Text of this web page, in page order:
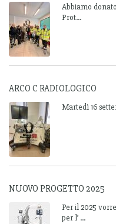
Abbiamo
Prot...
ARCO C RADIOLOGICO
Martedì 16
NUOVO PROGETTO 2025
Per il 2025
per l’ ...